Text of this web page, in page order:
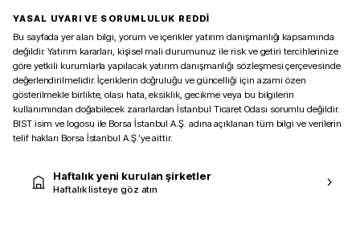
YASAL UYARI VE SORUMLULUK REDDİ
Bu sayfada yer alan bilgi, yorum ve içerikler yatırım danışmanlığı kapsamında
değildir. Yatırım kararları, kişisel mali durumunuz ile risk ve getiri tercihlerinize
göre yetkili kurumlarla yapılacak yatırım danışmanlığı sözleşmesi çerçevesinde
değerlendirilmelidir. İçeriklerin doğruluğu ve güncelliği için azami özen
gösterilmekle birlikte, olası hata, eksiklik, gecikme veya bu bilgilerin
kullanımından doğabilecek zararlardan İstanbul Ticaret Odası sorumlu değildir.
BIST isim ve logosu ile Borsa İstanbul A.Ş. adına açıklanan tüm bilgi ve verilerin
telif hakları Borsa İstanbul A.Ş.’ye aittir.
Haftalık yeni kurulan şirketler
Haftalık listeye göz atın